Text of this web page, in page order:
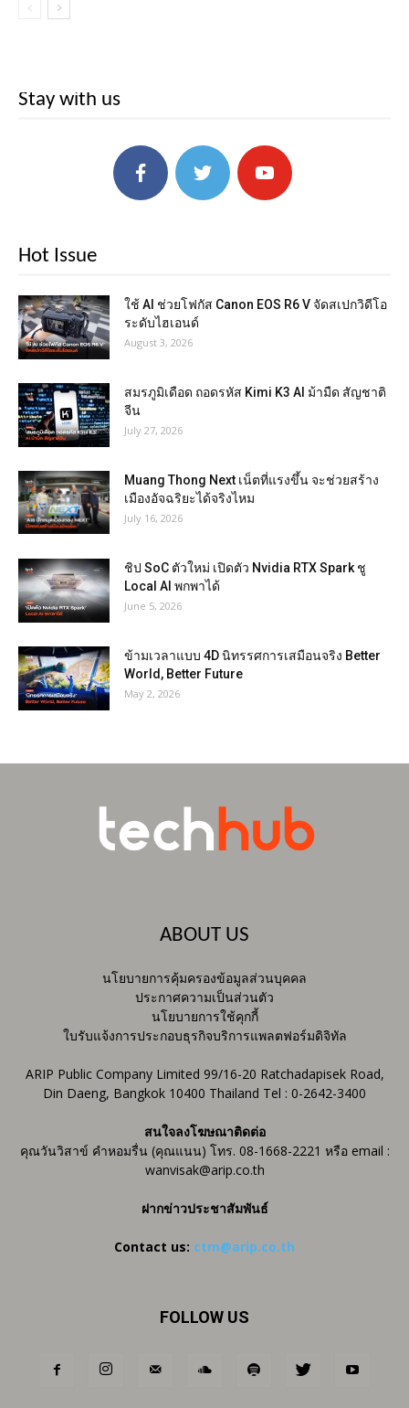
Stay with us
Hot Issue
ใช้ AI ช่วยโฟกัส Canon EOS R6 V จัดสเปกวิดีโอ
ระดับไฮเอนด์
August 3, 2026
สมรภูมิเดือด ถอดรหัส Kimi K3 AI ม้ามืด สัญชาติ
จีน
July 27, 2026
Muang Thong Next เน็ตที่แรงขึ้น จะช่วยสร้าง
เมืองอัจฉริยะได้จริงไหม
July 16, 2026
ชิป SoC ตัวใหม่ เปิดตัว Nvidia RTX Spark ชู
Local AI พกพาได้
June 5, 2026
ข้ามเวลาแบบ 4D นิทรรศการเสมือนจริง Better
World, Better Future
May 2, 2026
ABOUT US
นโยบายการคุ้มครองข้อมูลส่วนบุคคล
ประกาศความเป็นส่วนตัว
นโยบายการใช้คุกกี้
ใบรับแจ้งการประกอบธุรกิจบริการแพลตฟอร์มดิจิทัล
ARIP Public Company Limited 99/16-20 Ratchadapisek Road,
Din Daeng, Bangkok 10400 Thailand Tel : 0-2642-3400
สนใจลงโฆษณาติดต่อ
คุณวันวิสาข์ คำหอมรื่น (คุณแนน) โทร. 08-1668-2221 หรือ email :
wanvisak@arip.co.th
ฝากข่าวประชาสัมพันธ์
Contact us: ctm@arip.co.th
FOLLOW US